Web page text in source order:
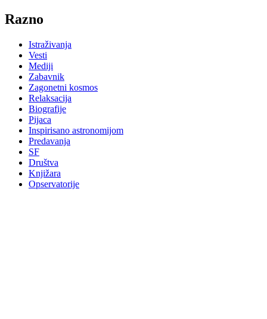
Razno
Istraživanja
Vesti
Mediji
Zabavnik
Zagonetni kosmos
Relaksacija
Biografije
Pijaca
Inspirisano astronomijom
Predavanja
SF
Društva
Knjižara
Opservatorije